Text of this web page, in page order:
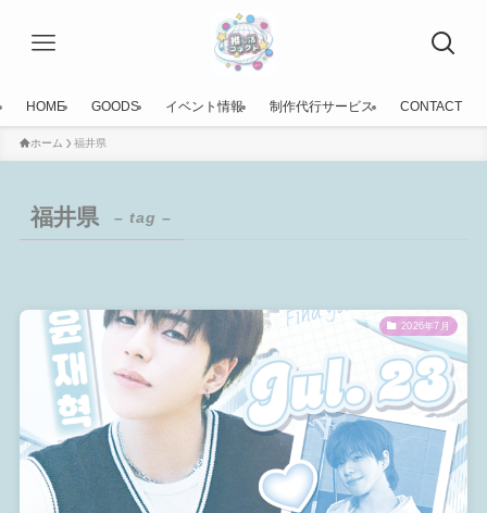
HOME GOODS イベント情報 制作代行サービス CONTACT
ホーム 福井県
福井県 – tag –
2026年7月